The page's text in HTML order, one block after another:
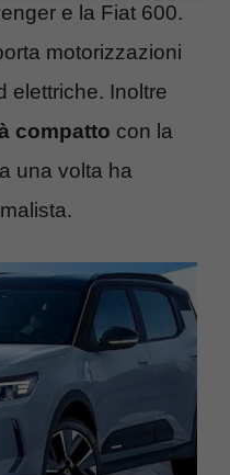
e la Fiat 600.
motorizzazioni
elettriche. Inoltre
compatto con la
una volta ha